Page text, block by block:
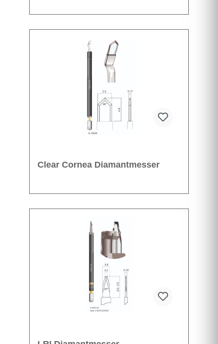
Clear Cornea Diamantmesser